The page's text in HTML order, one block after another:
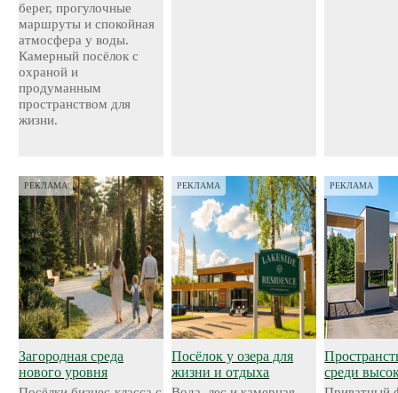
берег, прогулочные
маршруты и спокойная
атмосфера у воды.
Камерный посёлок с
охраной и
продуманным
пространством для
жизни.
РЕКЛАМА
Загородная среда
нового уровня
РЕКЛАМА
Посёлок у озера для
жизни и отдыха
РЕКЛАМА
среди